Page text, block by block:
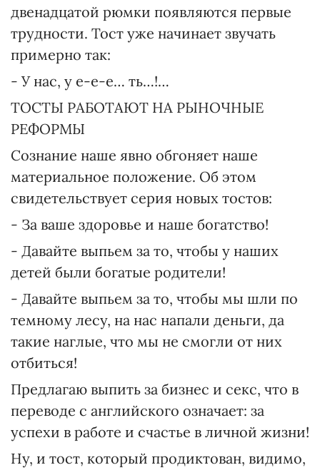
двенадцатой рюмки появляются первые
трудности. Тост уже начинает звучать
примерно так:
- У нас, у е-е-е… ть…!…
ТОСТЫ РАБОТАЮТ НА РЫНОЧНЫЕ
РЕФОРМЫ
Сознание наше явно обгоняет наше
материальное положение. Об этом
свидетельствует серия новых тостов:
- За ваше здоровье и наше богатство!
- Давайте выпьем за то, чтобы у наших
детей были богатые родители!
- Давайте выпьем за то, чтобы мы шли по
темному лесу, на нас напали деньги, да
такие наглые, что мы не смогли от них
отбиться!
Предлагаю выпить за бизнес и секс, что в
переводе с английского означает: за
успехи в работе и счастье в личной жизни!
Ну, и тост, который продиктован, видимо,